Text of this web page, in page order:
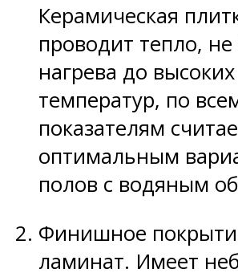
Керамическая
проводит тепло, не
нагрева до высоких
температур, по
показателям
оптимальным
полов с водяным
Финишное
ламинат. Имеет